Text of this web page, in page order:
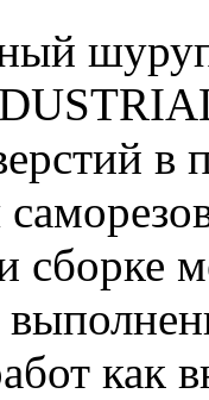
в
сборке
как